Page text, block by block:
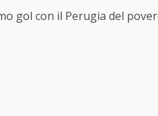
gol con il Perugia del